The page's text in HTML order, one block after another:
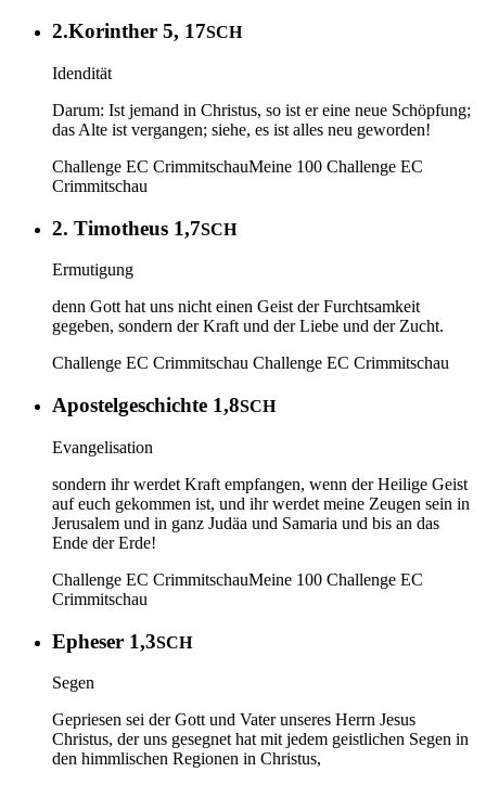
2.Korinther 5, 17SCH
Idendität
Darum: Ist jemand in Christus, so ist er eine neue Schöpfung;
das Alte ist vergangen; siehe, es ist alles neu geworden!
Challenge EC CrimmitschauMeine 100 Challenge EC
Crimmitschau
2. Timotheus 1,7SCH
Ermutigung
denn Gott hat uns nicht einen Geist der Furchtsamkeit
gegeben, sondern der Kraft und der Liebe und der Zucht.
Challenge EC Crimmitschau Challenge EC Crimmitschau
Apostelgeschichte 1,8SCH
Evangelisation
sondern ihr werdet Kraft empfangen, wenn der Heilige Geist
auf euch gekommen ist, und ihr werdet meine Zeugen sein in
Jerusalem und in ganz Judäa und Samaria und bis an das
Ende der Erde!
Challenge EC CrimmitschauMeine 100 Challenge EC
Crimmitschau
Epheser 1,3SCH
Segen
Gepriesen sei der Gott und Vater unseres Herrn Jesus
Christus, der uns gesegnet hat mit jedem geistlichen Segen in
den himmlischen Regionen in Christus,